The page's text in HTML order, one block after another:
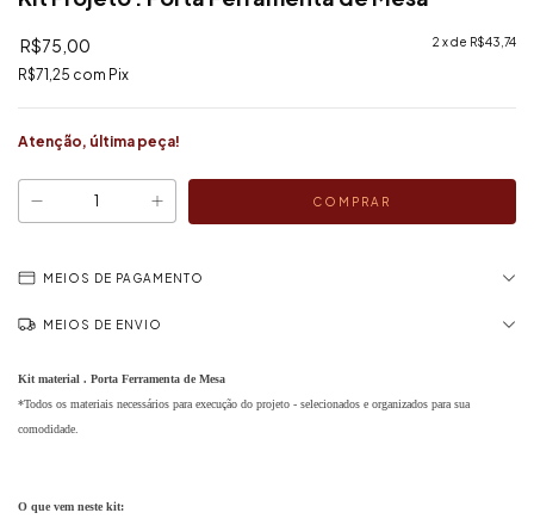
R$75,00 2 x de R$43,74
R$71,25 com Pix
Atenção, última peça!
MEIOS DE PAGAMENTO
MEIOS DE ENVIO
Kit material . Porta Ferramenta de Mesa
*Todos os materiais necessários para execução do projeto - selecionados e organizados para sua
comodidade.
O que vem neste kit: